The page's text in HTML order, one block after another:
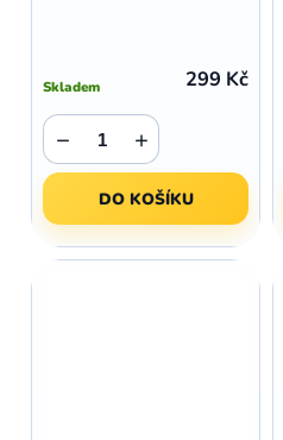
Skladem 299 Kč
+
−
DO KOŠÍKU